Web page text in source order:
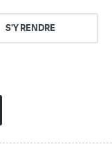
S'Y RENDRE